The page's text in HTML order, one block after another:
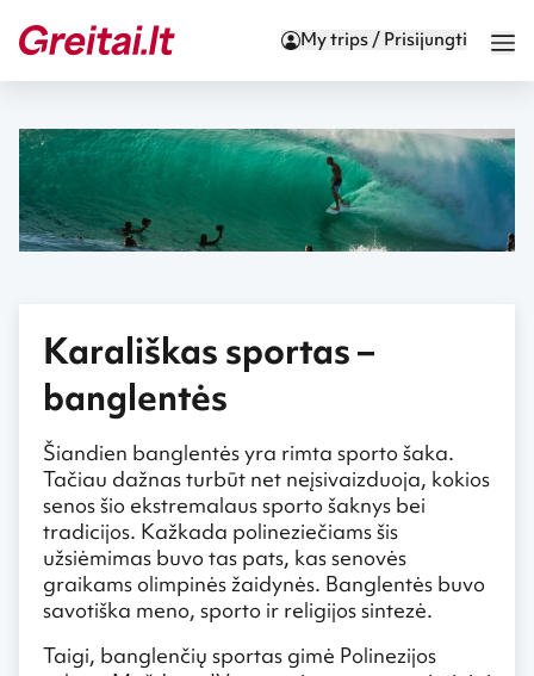
My trips / Prisijungti
Karališkas sportas –
banglentės
Šiandien banglentės yra rimta sporto šaka.
Tačiau dažnas turbūt net neįsivaizduoja, kokios
senos šio ekstremalaus sporto šaknys bei
tradicijos. Kažkada polineziečiams šis
užsiėmimas buvo tas pats, kas senovės
graikams olimpinės žaidynės. Banglentės buvo
savotiška meno, sporto ir religijos sintezė.
Taigi, banglenčių sportas gimė Polinezijos